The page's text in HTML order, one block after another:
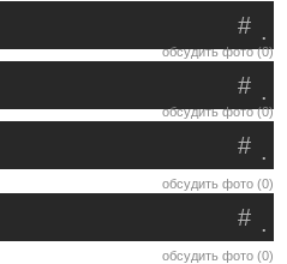
.
#
обсудить фото (0)
.
#
обсудить фото (0)
.
#
обсудить фото (0)
.
#
обсудить фото (0)